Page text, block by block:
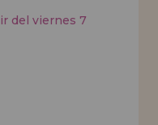
del viernes 7